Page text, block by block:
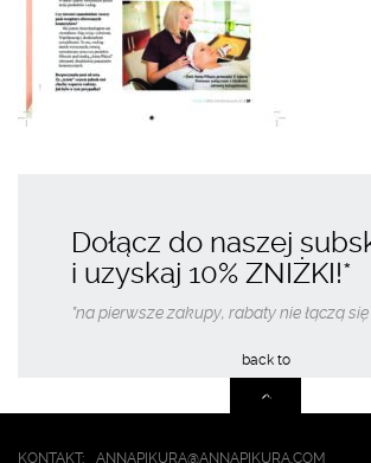
Dołącz do naszej
i uzyskaj 10% ZNIŻKI!*
*na pierwsze zakupy, rabaty nie łączą się
KONTAKT: ANNAPIKURA@ANNAPIKURA.COM